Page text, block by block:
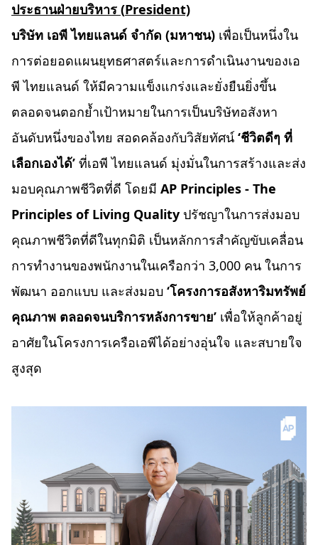
ประธานฝ่ายบริหาร (President)
บริษัท เอพี ไทยแลนด์ จำกัด (มหาชน) เพื่อเป็นหนึ่งใน
การต่อยอดแผนยุทธศาสตร์และการดำเนินงานของเอ
พี ไทยแลนด์ ให้มีความแข็งแกร่งและยั่งยืนยิ่งขึ้น
ตลอดจนตอกย้ำเป้าหมายในการเป็นบริษัทอสังหา
อันดับหนึ่งของไทย สอดคล้องกับวิสัยทัศน์‘ชีวิตดีๆ ที่
เลือกเองได้’ ที่เอพี ไทยแลนด์ มุ่งมั่นในการสร้างและส่ง
มอบคุณภาพชีวิตที่ดี โดยมี AP Principles - The
Principles of Living Quality ปรัชญาในการส่งมอบ
คุณภาพชีวิตที่ดีในทุกมิติ เป็นหลักการสำคัญขับเคลื่อน
การทำงานของพนักงานในเครือกว่า 3,000 คน ในการ
พัฒนา ออกแบบ และส่งมอบ ‘โครงการอสังหาริมทรัพย์
คุณภาพ ตลอดจนบริการหลังการขาย’ เพื่อให้ลูกค้าอยู่
อาศัยในโครงการเครือเอพีได้อย่างอุ่นใจ และสบายใจ
สูงสุด